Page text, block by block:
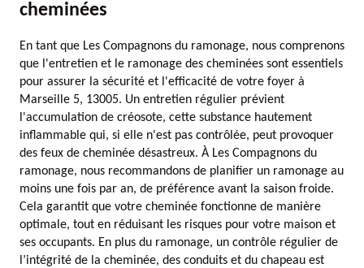
cheminées
En tant que Les Compagnons du ramonage, nous comprenons
que l'entretien et le ramonage des cheminées sont essentiels
pour assurer la sécurité et l'efficacité de votre foyer à
Marseille 5, 13005. Un entretien régulier prévient
l'accumulation de créosote, cette substance hautement
inflammable qui, si elle n'est pas contrôlée, peut provoquer
des feux de cheminée désastreux. À Les Compagnons du
ramonage, nous recommandons de planifier un ramonage au
moins une fois par an, de préférence avant la saison froide.
Cela garantit que votre cheminée fonctionne de manière
optimale, tout en réduisant les risques pour votre maison et
ses occupants. En plus du ramonage, un contrôle régulier de
l’intégrité de la cheminée, des conduits et du chapeau est